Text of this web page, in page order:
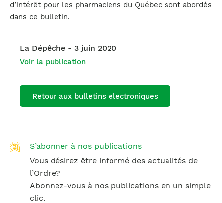
d’intérêt pour les pharmaciens du Québec sont abordés
dans ce bulletin.
La Dépêche - 3 juin 2020
Voir la publication
Retour aux bulletins électroniques
S’abonner à nos publications
Vous désirez être informé des actualités de
l’Ordre?
Abonnez-vous à nos publications en un simple
clic.